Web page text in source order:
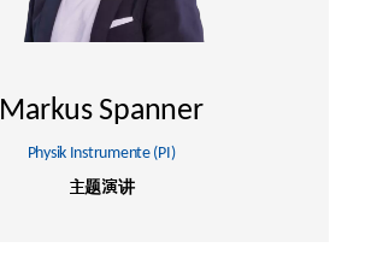
Markus Spanner
Physik Instrumente (PI)
主题演讲